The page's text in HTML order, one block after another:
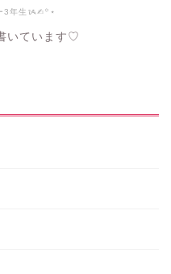
3年生ᝰ✍︎꙳⋆
いています♡